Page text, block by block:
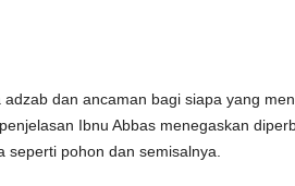
dan ancaman bagi siapa yang
Ibnu Abbas menegaskan
pohon dan semisalnya.